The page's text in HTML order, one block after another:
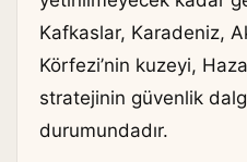
Kafkaslar, Karadeniz,
Körfezi’nin kuzeyi,
stratejinin güvenlik
durumundadır.